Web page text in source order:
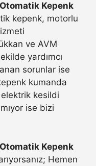
Kepenk
kepenk, motorlu
ve AVM
yardımcı
sorunlar ise
kumanda
elektrik kesildi
ise bizi
Kepenk
Hemen